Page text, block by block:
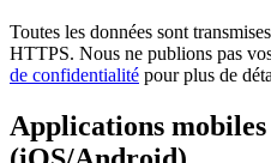
Toutes les données sont
HTTPS. Nous ne publions pas
de confidentialité pour plus de
Applications